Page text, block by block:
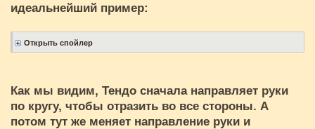
идеальнейший пример:
Как мы видим, Тендо сначала направляет руки
по кругу, чтобы отразить во все стороны. А
потом тут же меняет направление руки и